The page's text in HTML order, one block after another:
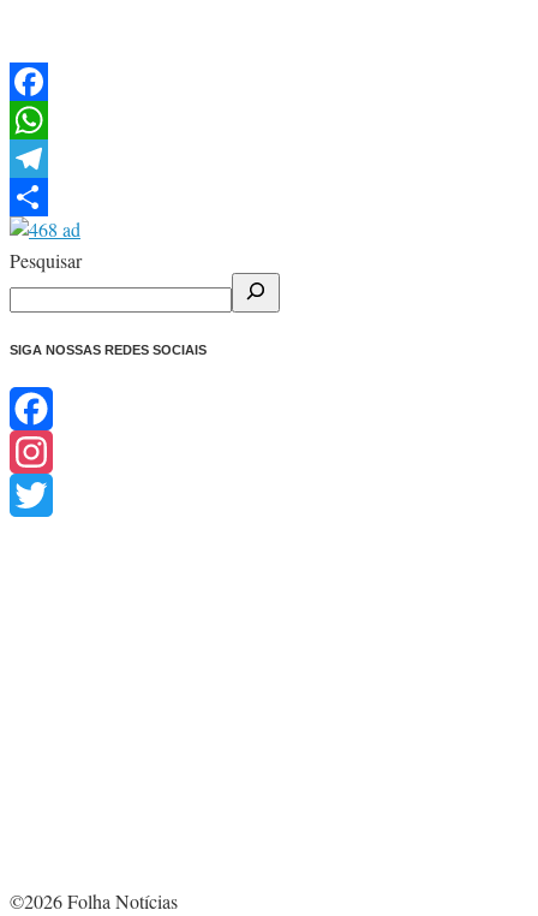
Facebook
WhatsApp
Telegram
Share
Pesquisar
SIGA NOSSAS REDES SOCIAIS
Facebook
Instagram
©2026 Folha Notícias